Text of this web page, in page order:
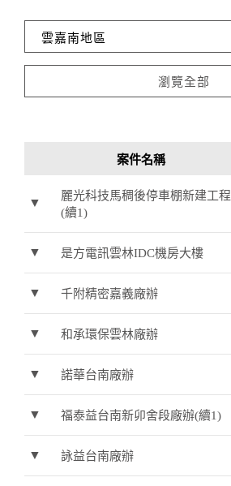
瀏覽全部
案件名稱
▼
麗光科技馬稠後停車棚新建工程
(續1)
▼ 是方電訊雲林IDC機房大樓
▼ 千附精密嘉義廠辦
▼ 和承環保雲林廠辦
▼ 諾華台南廠辦
▼ 福泰益台南新卯舍段廠辦(續1)
▼ 詠益台南廠辦